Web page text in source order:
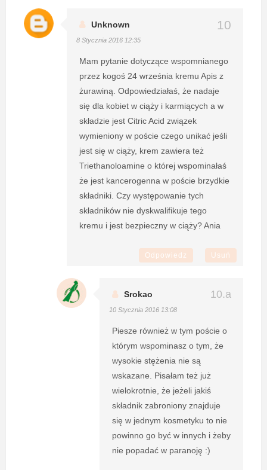
Unknown
8 Stycznia 2016 12:35
Mam pytanie dotyczące wspomnianego
przez kogoś 24 września kremu Apis z
żurawiną. Odpowiedziałaś, że nadaje
się dla kobiet w ciąży i karmiących a w
składzie jest Citric Acid związek
wymieniony w poście czego unikać jeśli
jest się w ciąży, krem zawiera też
Triethanoloamine o której wspominałaś
że jest kancerogenna w poście brzydkie
składniki. Czy występowanie tych
składników nie dyskwalifikuje tego
kremu i jest bezpieczny w ciąży? Ania
Odpowiedz Usuń
Srokao
10 Stycznia 2016 13:08
Piesze również w tym poście o
którym wspominasz o tym, że
wysokie stężenia nie są
wskazane. Pisałam też już
wielokrotnie, że jeżeli jakiś
składnik zabroniony znajduje
się w jednym kosmetyku to nie
powinno go być w innych i żeby
nie popadać w paranoję :)